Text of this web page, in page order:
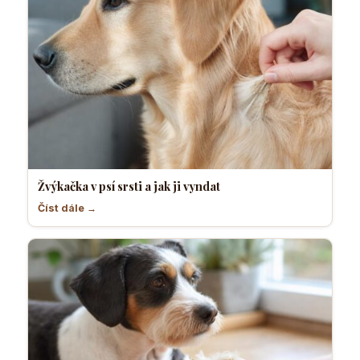
Žvýkačka v psí srsti a jak ji vyndat
Číst dále →